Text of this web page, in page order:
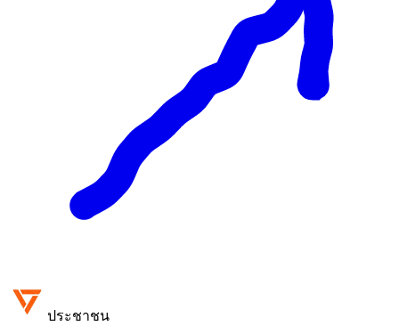
ประชาชน